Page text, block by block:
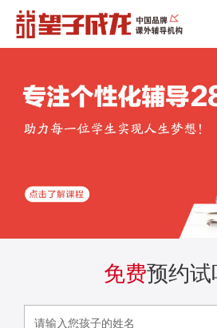
免费预约试